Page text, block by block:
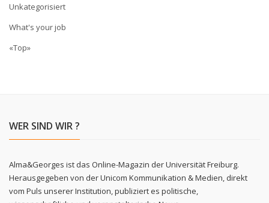
Unkategorisiert
What's your job
«Top»
WER SIND WIR ?
Alma&Georges ist das Online-Magazin der Universität Freiburg.
Herausgegeben von der Unicom Kommunikation & Medien, direkt
vom Puls unserer Institution, publiziert es politische,